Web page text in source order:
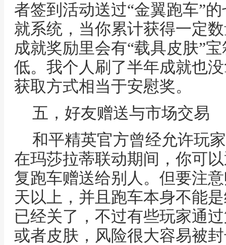
者签到活动送过“金翼跑车”
就系统，当你累计获得一定
成就奖励里会有“载具皮肤”
低。我个人刷了半年成就也
获取方式相当于安慰奖。
五，好友赠送与市场交易
和平精英官方曾经允许玩
在玛莎拉蒂联动期间，你可
复跑车赠送给别人。但要注
天以上，并且跑车本身不能
已经关了，不过有些玩家通
或者皮肤，风险很大容易被